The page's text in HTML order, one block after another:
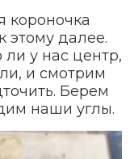
короночка
этому далее.
у нас центр,
и смотрим
Берем
наши углы.